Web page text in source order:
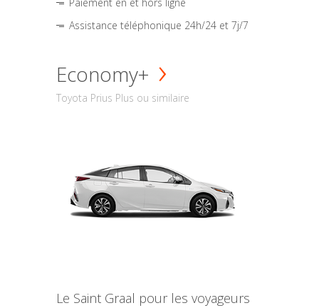
Assistance téléphonique 24h/24 et 7j/7
Economy+
Toyota Prius Plus ou similaire
Le Saint Graal pour les voyageurs